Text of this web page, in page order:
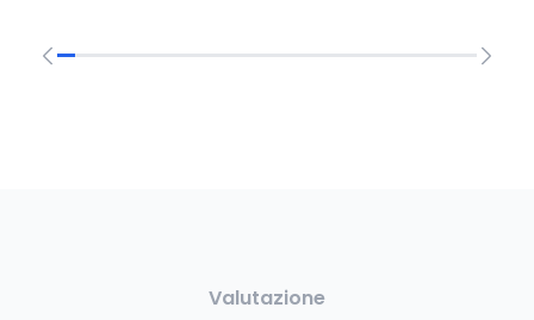
Valutazione